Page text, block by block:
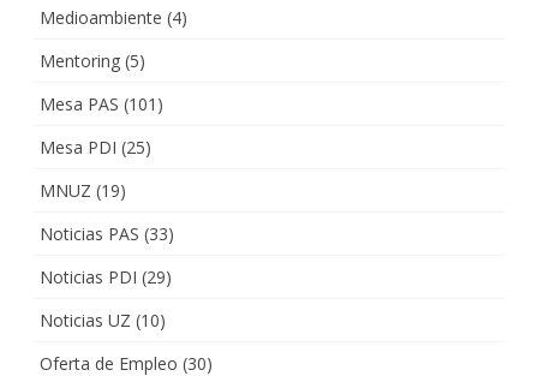
Medioambiente (4)
Mentoring (5)
Mesa PAS (101)
Mesa PDI (25)
MNUZ (19)
Noticias PAS (33)
Noticias PDI (29)
Noticias UZ (10)
Oferta de Empleo (30)